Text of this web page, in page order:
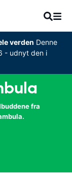
verden Denne
- udnyt den i
fra